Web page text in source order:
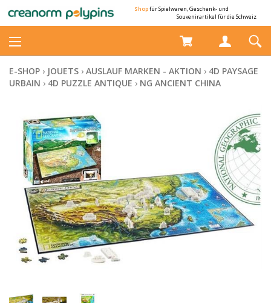
Shopfür Spielwaren, Geschenk- und
Souvenirartikel für die Schweiz
E-SHOP › JOUETS › AUSLAUF MARKEN - AKTION › 4D PAYSAGE
URBAIN › 4D PUZZLE ANTIQUE › NG ANCIENT CHINA